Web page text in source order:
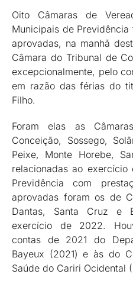
Oito Câmaras de
Municipais de
aprovadas, na manhã
Câmara do Tribunal de
excepcionalmente, pelo
em razão das férias do
Filho.
Foram elas as
Conceição, Sossego,
Peixe, Monte Horebe,
relacionadas ao
Previdência com
aprovadas foram os de
Dantas, Santa Cruz e
exercício de 2022.
contas de 2021 do
Bayeux (2021) e às do
Saúde do Cariri Ocidental